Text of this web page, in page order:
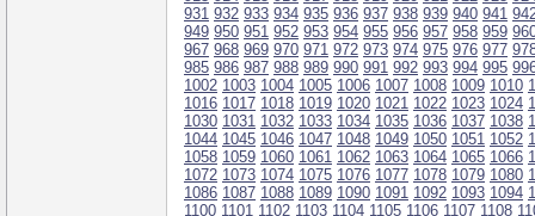
931 932 933 934 935 936 937 938 939 940 941
949 950 951 952 953 954 955 956 957 958 959
967 968 969 970 971 972 973 974 975 976 977
985 986 987 988 989 990 991 992 993 994 995
1002 1003 1004 1005 1006 1007 1008 1009 1010
1016 1017 1018 1019 1020 1021 1022 1023 1024
1030 1031 1032 1033 1034 1035 1036 1037 1038
1044 1045 1046 1047 1048 1049 1050 1051 1052
1058 1059 1060 1061 1062 1063 1064 1065 1066
1072 1073 1074 1075 1076 1077 1078 1079 1080
1086 1087 1088 1089 1090 1091 1092 1093 1094
1100 1101 1102 1103 1104 1105 1106 1107 1108